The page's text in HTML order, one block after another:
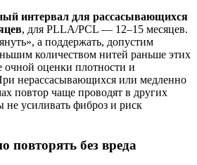
интервал для рассасывающихся
, для PLLA/PCL — 12–15 месяцев.
а поддержать, допустим
количеством нитей раньше этих
очной оценки плотности и
нерассасывающихся или медленно
повтор чаще проводят в других
не усиливать фиброз и риск
повторять без вреда